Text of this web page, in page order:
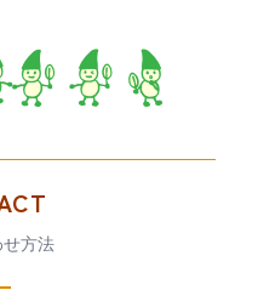
方法